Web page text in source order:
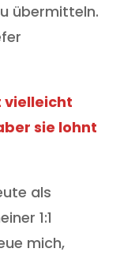
übermitteln.
vielleicht
sie lohnt
als
1:1
mich,